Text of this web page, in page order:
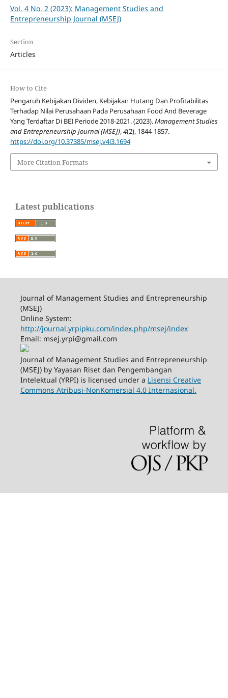
Vol. 4 No. 2 (2023): Management Studies and
Entrepreneurship Journal (MSEJ)
Section
Articles
How to Cite
Pengaruh Kebijakan Dividen, Kebijakan Hutang Dan Profitabilitas
Terhadap Nilai Perusahaan Pada Perusahaan Food And Beverage
Yang Terdaftar Di BEI Periode 2018-2021. (2023).Management Studies
and Entrepreneurship Journal (MSEJ),4(2), 1844-1857.
https://doi.org/10.37385/msej.v4i3.1694
More Citation Formats
Latest publications
Journal of Management Studies and Entrepreneurship
(MSEJ)
Online System:
http://journal.yrpipku.com/index.php/msej/index
Email: msej.yrpi@gmail.com
Journal of Management Studies and Entrepreneurship
(MSEJ) by Yayasan Riset dan Pengembangan
Intelektual (YRPI) is licensed under a Lisensi Creative
Commons Atribusi-NonKomersial 4.0 Internasional.